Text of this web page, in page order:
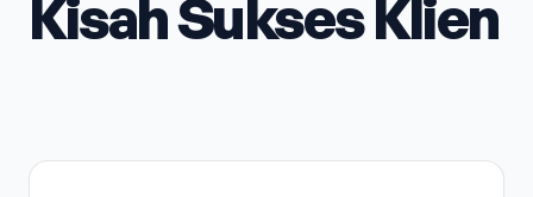
Kisah Sukses Klien